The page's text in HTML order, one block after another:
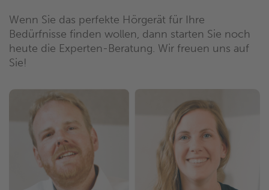
Wenn Sie das perfekte Hörgerät für Ihre
Bedürfnisse finden wollen, dann starten Sie noch
heute die Experten-Beratung. Wir freuen uns auf
Sie!